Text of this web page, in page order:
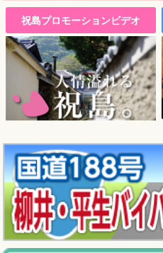
祝島プロモーションビデオ